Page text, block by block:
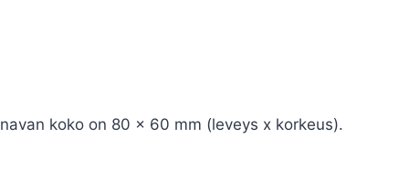
koko on 80 x 60 mm (leveys x korkeus).